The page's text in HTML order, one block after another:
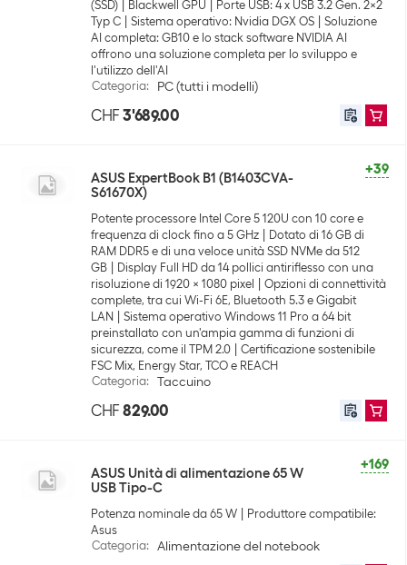
(SSD) Blackwell GPU
Porte USB: 4 x USB 3.2 Gen. 2x2
Typ C
Sistema operativo: Nvidia DGX OS
Soluzione
AI completa: GB10 e lo stack software NVIDIA AI
offrono una soluzione completa per lo sviluppo e
l'utilizzo dell'AI
Categoria: PC (tutti i modelli)
CHF 3'689.00
+39
ASUS ExpertBook B1 (B1403CVA-
S61670X)
Potente processore Intel Core 5 120U con 10 core e
frequenza di clock fino a 5 GHz
Dotato di 16 GB di
RAM DDR5 e di una veloce unità SSD NVMe da 512
GB
Display Full HD da 14 pollici antiriflesso con una
risoluzione di 1920 x 1080 pixel
Opzioni di connettività
complete, tra cui Wi-Fi 6E, Bluetooth 5.3 e Gigabit
LAN
Sistema operativo Windows 11 Pro a 64 bit
preinstallato con un'ampia gamma di funzioni di
sicurezza, come il TPM 2.0
Certificazione sostenibile
FSC Mix, Energy Star, TCO e REACH
Categoria: Taccuino
CHF 829.00
+169
ASUS Unità di alimentazione 65 W
USB Tipo-C
Potenza nominale da 65 W
Produttore compatibile:
Asus
Categoria: Alimentazione del notebook